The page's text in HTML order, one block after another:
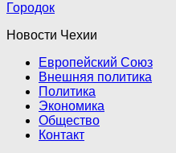
Городок
Новости Чехии
Европейский Союз
Внешняя политика
Политика
Экономика
Общество
Контакт